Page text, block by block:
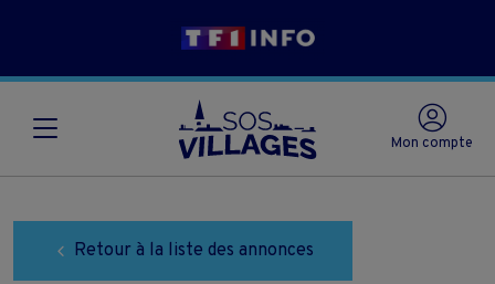
Mon compte
Retour à la liste des annonces